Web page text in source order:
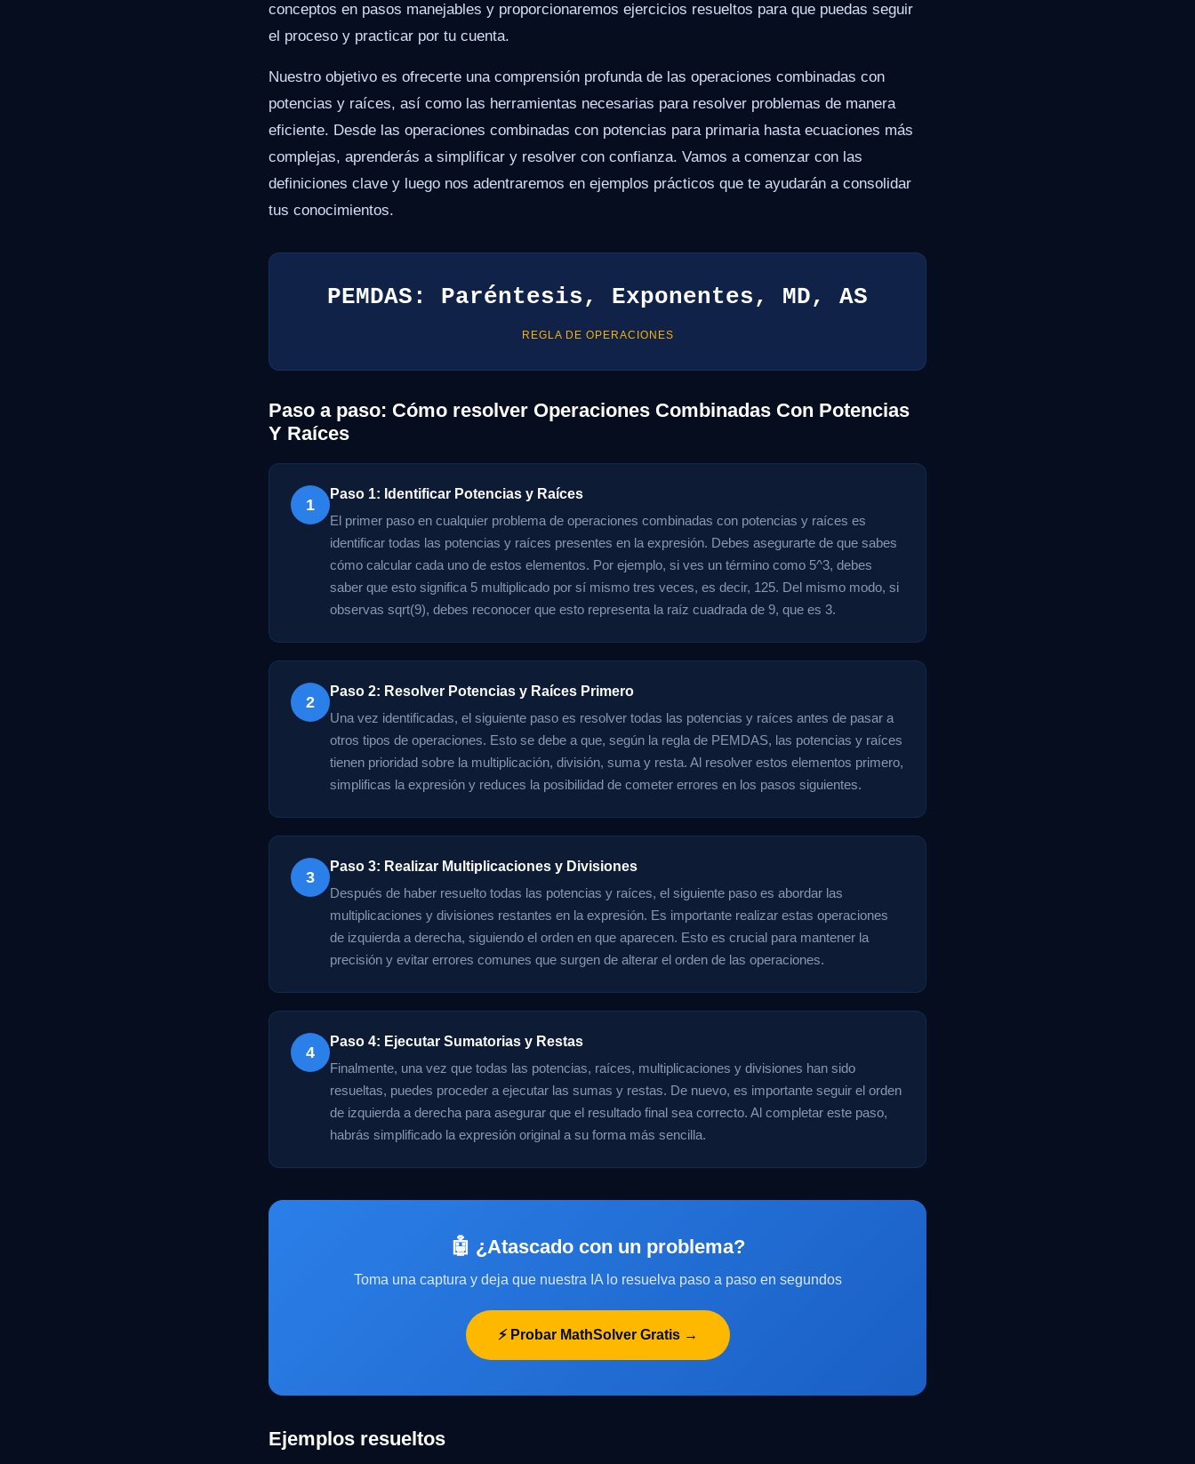
conceptos en pasos manejables y proporcionaremos ejercicios resueltos para que puedas seguir
el proceso y practicar por tu cuenta.
Nuestro objetivo es ofrecerte una comprensión profunda de las operaciones combinadas con
potencias y raíces, así como las herramientas necesarias para resolver problemas de manera
eficiente. Desde las operaciones combinadas con potencias para primaria hasta ecuaciones más
complejas, aprenderás a simplificar y resolver con confianza. Vamos a comenzar con las
definiciones clave y luego nos adentraremos en ejemplos prácticos que te ayudarán a consolidar
tus conocimientos.
PEMDAS: Paréntesis, Exponentes, MD, AS
REGLA DE OPERACIONES
Paso a paso: Cómo resolver Operaciones Combinadas Con Potencias
Y Raíces
1
Paso 1: Identificar Potencias y Raíces
El primer paso en cualquier problema de operaciones combinadas con potencias y raíces es
identificar todas las potencias y raíces presentes en la expresión. Debes asegurarte de que sabes
cómo calcular cada uno de estos elementos. Por ejemplo, si ves un término como 5^3, debes
saber que esto significa 5 multiplicado por sí mismo tres veces, es decir, 125. Del mismo modo, si
observas sqrt(9), debes reconocer que esto representa la raíz cuadrada de 9, que es 3.
2
Paso 2: Resolver Potencias y Raíces Primero
Una vez identificadas, el siguiente paso es resolver todas las potencias y raíces antes de pasar a
otros tipos de operaciones. Esto se debe a que, según la regla de PEMDAS, las potencias y raíces
tienen prioridad sobre la multiplicación, división, suma y resta. Al resolver estos elementos primero,
simplificas la expresión y reduces la posibilidad de cometer errores en los pasos siguientes.
3
Paso 3: Realizar Multiplicaciones y Divisiones
Después de haber resuelto todas las potencias y raíces, el siguiente paso es abordar las
multiplicaciones y divisiones restantes en la expresión. Es importante realizar estas operaciones
de izquierda a derecha, siguiendo el orden en que aparecen. Esto es crucial para mantener la
precisión y evitar errores comunes que surgen de alterar el orden de las operaciones.
4
Paso 4: Ejecutar Sumatorias y Restas
Finalmente, una vez que todas las potencias, raíces, multiplicaciones y divisiones han sido
resueltas, puedes proceder a ejecutar las sumas y restas. De nuevo, es importante seguir el orden
de izquierda a derecha para asegurar que el resultado final sea correcto. Al completar este paso,
habrás simplificado la expresión original a su forma más sencilla.
🤖 ¿Atascado con un problema?
Toma una captura y deja que nuestra IA lo resuelva paso a paso en segundos
⚡ Probar MathSolver Gratis →
Ejemplos resueltos